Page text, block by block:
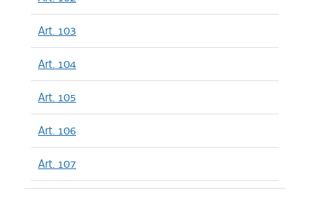
Art. 103
Art. 104
Art. 105
Art. 106
Art. 107